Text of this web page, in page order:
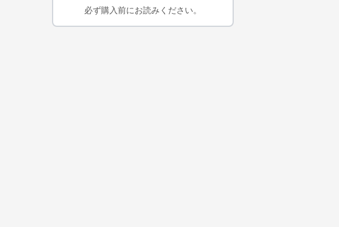
必ず購入前にお読みください。